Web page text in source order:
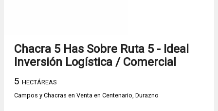
Chacra 5 Has Sobre Ruta 5 - Ideal
Inversión Logística / Comercial
5 HECTÁREAS
Campos y Chacras en Venta en Centenario, Durazno